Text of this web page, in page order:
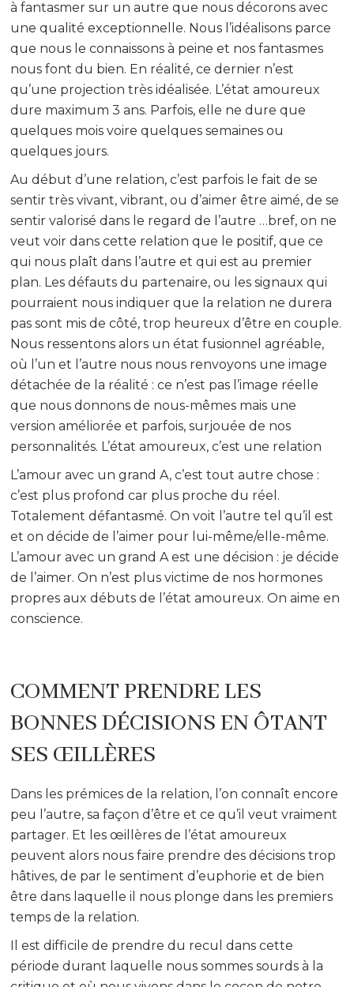
à fantasmer sur un autre que nous décorons avec
une qualité exceptionnelle. Nous l’idéalisons parce
que nous le connaissons à peine et nos fantasmes
nous font du bien. En réalité, ce dernier n’est
qu’une projection très idéalisée. L’état amoureux
dure maximum 3 ans. Parfois, elle ne dure que
quelques mois voire quelques semaines ou
quelques jours.
Au début d’une relation, c’est parfois le fait de se
sentir très vivant, vibrant, ou d’aimer être aimé, de se
sentir valorisé dans le regard de l’autre …bref, on ne
veut voir dans cette relation que le positif, que ce
qui nous plaît dans l’autre et qui est au premier
plan. Les défauts du partenaire, ou les signaux qui
pourraient nous indiquer que la relation ne durera
pas sont mis de côté, trop heureux d’être en couple.
Nous ressentons alors un état fusionnel agréable,
où l’un et l’autre nous nous renvoyons une image
détachée de la réalité : ce n’est pas l’image réelle
que nous donnons de nous-mêmes mais une
version améliorée et parfois, surjouée de nos
personnalités. L’état amoureux, c’est une relation
L’amour avec un grand A, c’est tout autre chose :
c’est plus profond car plus proche du réel.
Totalement défantasmé. On voit l’autre tel qu’il est
et on décide de l’aimer pour lui-même/elle-même.
L’amour avec un grand A est une décision : je décide
de l’aimer. On n’est plus victime de nos hormones
propres aux débuts de l’état amoureux. On aime en
conscience.
COMMENT PRENDRE LES
BONNES DÉCISIONS EN ÔTANT
SES ŒILLÈRES
Dans les prémices de la relation, l’on connaît encore
peu l’autre, sa façon d’être et ce qu’il veut vraiment
partager. Et les œillères de l’état amoureux
peuvent alors nous faire prendre des décisions trop
hâtives, de par le sentiment d’euphorie et de bien
être dans laquelle il nous plonge dans les premiers
temps de la relation.
Il est difficile de prendre du recul dans cette
période durant laquelle nous sommes sourds à la